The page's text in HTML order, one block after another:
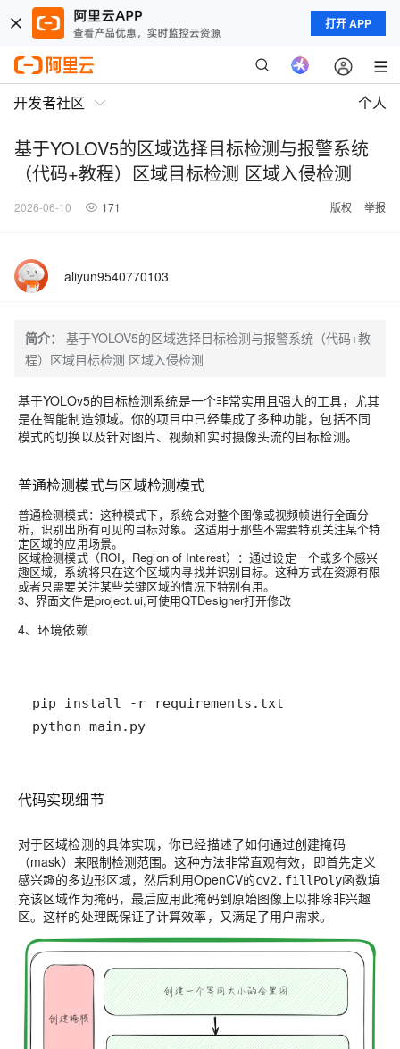
打开 APP
开发者社区 个人
基于YOLOV5的区域选择目标检测与报警系统
（代码+教程）区域目标检测 区域入侵检测
2026-06-10 171 版权 举报
aliyun9540770103
简介：
基于YOLOV5的区域选择目标检测与报警系统（代码+教
程）区域目标检测 区域入侵检测
基于YOLOv5的目标检测系统是一个非常实用且强大的工具，尤其
是在智能制造领域。你的项目中已经集成了多种功能，包括不同
模式的切换以及针对图片、视频和实时摄像头流的目标检测。
普通检测模式与区域检测模式
普通检测模式：这种模式下，系统会对整个图像或视频帧进行全面分
析，识别出所有可见的目标对象。这适用于那些不需要特别关注某个特
定区域的应用场景。
区域检测模式（ROI，Region of Interest）：通过设定一个或多个感兴
趣区域，系统将只在这个区域内寻找并识别目标。这种方式在资源有限
或者只需要关注某些关键区域的情况下特别有用。
3、界面文件是project.ui,可使用QTDesigner打开修改
4、环境依赖
python main.py
代码实现细节
对于区域检测的具体实现，你已经描述了如何通过创建掩码
（mask）来限制检测范围。这种方法非常直观有效，即首先定义
感兴趣的多边形区域，然后利用OpenCV的cv2.fillPoly函数填
充该区域作为掩码，最后应用此掩码到原始图像上以排除非兴趣
区。这样的处理既保证了计算效率，又满足了用户需求。